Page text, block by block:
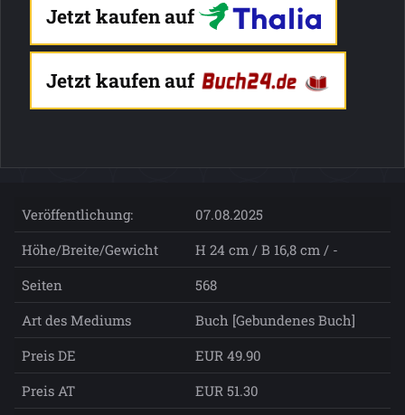
Jetzt kaufen auf
Jetzt kaufen auf
Veröffentlichung:
07.08.2025
Höhe/Breite/Gewicht
H 24 cm / B 16,8 cm / -
Seiten
568
Art des Mediums
Buch [Gebundenes Buch]
Preis DE
EUR 49.90
Preis AT
EUR 51.30